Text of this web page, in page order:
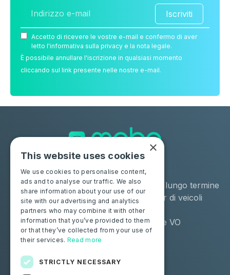
Iscriviti
Accetto di ricevere le vostre e-mail e confermo di aver
letto l'informativa sulla privacy e la nota legale.
È possibile annullare l'iscrizione in qualsiasi momento
cliccando sul link presente nelle nostre e-mail.
Soluzioni
Moba Certify Pro
Negozio
Industrie
Noleggio a lungo termine
Remarketer di veicoli
usati
Distributore VO
Privati
Certifica la tua batteria
×
This website uses cookies
We use cookies to personalise content,
ads and to analyse our traffic. We also
share information about your use of our
site with our advertising and analytics
partners who may combine it with other
information that you’ve provided to them
or that they’ve collected from your use of
their services. Read more
STRICTLY NECESSARY